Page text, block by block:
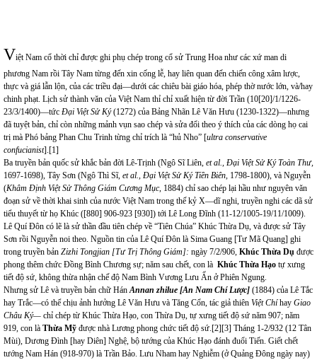
Việt Nam cổ thời chỉ được ghi phụ chép trong cổ sử Trung Hoa như các xứ man di
phương Nam rồi Tây Nam từng đến xin cống lễ, hay liên quan đến chiến công xâm lược,
thực và giá lẫn lộn, của các triều đại—dưới các chiêu bài giáo hóa, phép thờ nước lớn, và/hay
chinh phạt. Lịch sử thành văn của Việt Nam thỉ chỉ xuất hiện từ đời Trần (10[20]/1/1226-
23/3/1400)—tức Đại Việt Sử Ký(1272) của Bảng Nhãn Lê Văn Hưu (1230-1322)—nhưng
đã tuyệt bản, chỉ còn những mảnh vụn sao chép và sửa đổi theo ý thích của các dòng họ cai
trị mà Phó bảng Phan Chu Trinh từng chỉ trích là “hủ Nho” [ultra conservative
confucianist].[1]
Ba truyền bản quốc sử khắc bản đời Lê-Trịnh (Ngô Sĩ Liên, et al., Đại Việt Sử Ký Toàn Thư,
1697-1698), Tây Sơn (Ngô Thì Sĩ, et al., Đại Việt Sử Ký Tiền Biên, 1798-1800), và Nguyễn
(Khâm Định Việt Sử Thông Giám Cương Mục, 1884) chỉ sao chép lại hầu như nguyên văn
đoạn sử về thời khai sinh của nước Việt Nam trong thế kỷ X—dĩ nghi, truyền nghi các dã sử
tiểu thuyết từ họ Khúc ([880] 906-923 [930]) tới Lê Long Đĩnh (11-12/1005-19/11/1009).
Lê Quí Đôn có lẽ là sử thần đầu tiên chép về “Tiên Chúa” Khúc Thừa Dụ, và được sử Tây
Sơn rồi Nguyễn noi theo. Nguồn tin của Lê Quí Đôn là Sima Guang [Tư Mã Quang] ghi
trong truyền bản Zizhi Tongjian [Tư Trị Thông Giám]: ngày 7/2/906, Khúc Thừa Dụ được
phong thêm chức Đồng Bình Chương sự; năm sau chết, con là Khúc Thừa Hạo tự xưng
tiết độ sứ, không thừa nhận chế độ Nam Bình Vương Lưu Ẩn ở Phiên Ngung.
Nhưng sử Lê và truyền bản chữ Hán Annan zhilue [An Nam ChíLược] (1884) của Lê Tắc
hay Trắc—có thể chịu ảnh hưởng Lê Văn Hưu và Tăng Cổn, tác giả thiên Việt Chíhay Giao
Châu Ký— chỉ chép từ Khúc Thừa Hạo, con Thừa Dụ, tự xưng tiết độ sứ năm 907; năm
919, con là Thừa Mỹ được nhà Lương phong chức tiết độ sứ.[2][3] Tháng 1-2/932 (12 Tân
Mùi), Dương Đình [hay Diên] Nghệ, bộ tướng của Khúc Hạo đánh đuổi Tiến. Giết chết
tướng Nam Hán (918-970) là Trần Bảo. Lưu Nham hay Nghiễm (ở Quảng Đông ngày nay)